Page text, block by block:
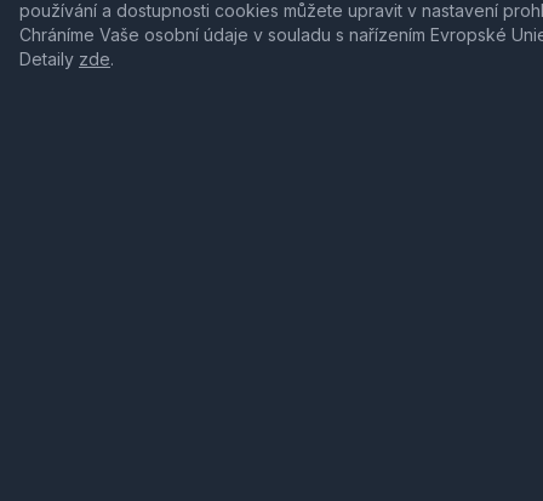
používání a dostupnosti cookies můžete upravit v nastavení
Chráníme Vaše osobní údaje v souladu s nařízením Evropské
Detaily zde.